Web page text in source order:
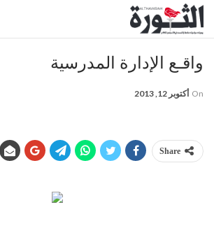
واقـع الإدارة المدرسية
On أكتوبر 12, 2013
Share